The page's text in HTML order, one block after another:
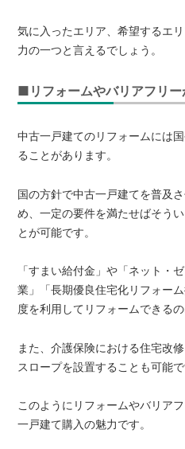
気に入ったエリア、希望するエ
力の一つと言えるでしょう。
■リフォームやバリアフリー
中古一戸建てのリフォームには
ることがあります。
国の方針で中古一戸建てを普及
め、一定の要件を満たせばそう
とが可能です。
「すまい給付金」や「ネット・
業」「長期優良住宅化リフォー
度を利用してリフォームできるの
また、介護保険における住宅改
スロープを設置することも可能で
このようにリフォームやバリア
一戸建て購入の魅力です。